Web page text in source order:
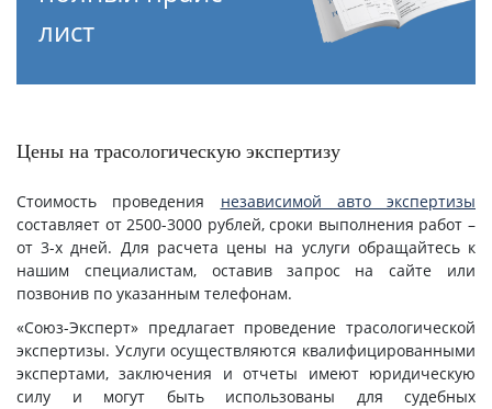
лист
Цены на трасологическую экспертизу
Стоимость проведения независимой авто экспертизы
составляет от 2500-3000 рублей, сроки выполнения работ –
от 3-х дней. Для расчета цены на услуги обращайтесь к
нашим специалистам, оставив запрос на сайте или
позвонив по указанным телефонам.
«Союз-Эксперт» предлагает проведение трасологической
экспертизы. Услуги осуществляются квалифицированными
экспертами, заключения и отчеты имеют юридическую
силу и могут быть использованы для судебных